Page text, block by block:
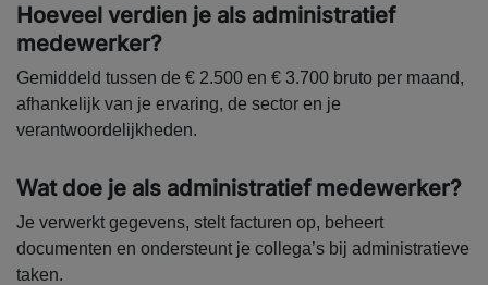
Hoeveel verdien je als administratief
medewerker?
Gemiddeld tussen de € 2.500 en € 3.700 bruto per maand,
afhankelijk van je ervaring, de sector en je
verantwoordelijkheden.
Wat doe je als administratief medewerker?
Je verwerkt gegevens, stelt facturen op, beheert
documenten en ondersteunt je collega’s bij administratieve
taken.